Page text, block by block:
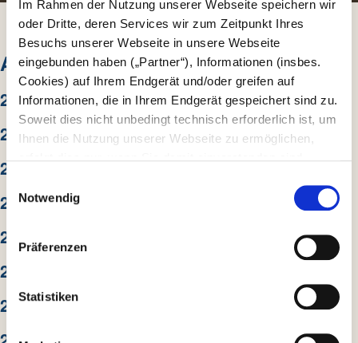
Im Rahmen der Nutzung unserer Webseite speichern wir
oder Dritte, deren Services wir zum Zeitpunkt Ihres
Besuchs unserer Webseite in unsere Webseite
eingebunden haben („Partner“), Informationen (insbes.
Cookies) auf Ihrem Endgerät und/oder greifen auf
Informationen, die in Ihrem Endgerät gespeichert sind zu.
Soweit dies nicht unbedingt technisch erforderlich ist, um
Ihnen die Nutzung unserer Webseite zu ermöglichen,
Erstellung von Statistiken über die Nutzung unserer
Webseite für uns, aber auch für die Partner zur eigenen
Nutzung. Details hierzu, insbesondere auch zu den
verarbeiteten Kategorien personenbezogener Daten und
Datenschutzerklärung
. Indem Sie den Button „Alle
Akzeptieren“ anklicken, erklären Sie sich – jederzeit
i
w
l
i
g
Notwendig
Präferenzen
Statistiken
ARCHIV
2026
2025
2024
2023
2022
2021
2020